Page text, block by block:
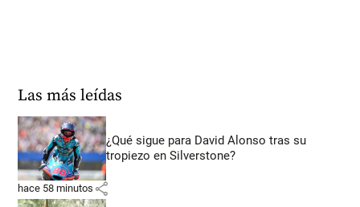
Las más leídas
¿Qué sigue para David Alonso tras su
tropiezo en Silverstone?
hace 58 minutos share